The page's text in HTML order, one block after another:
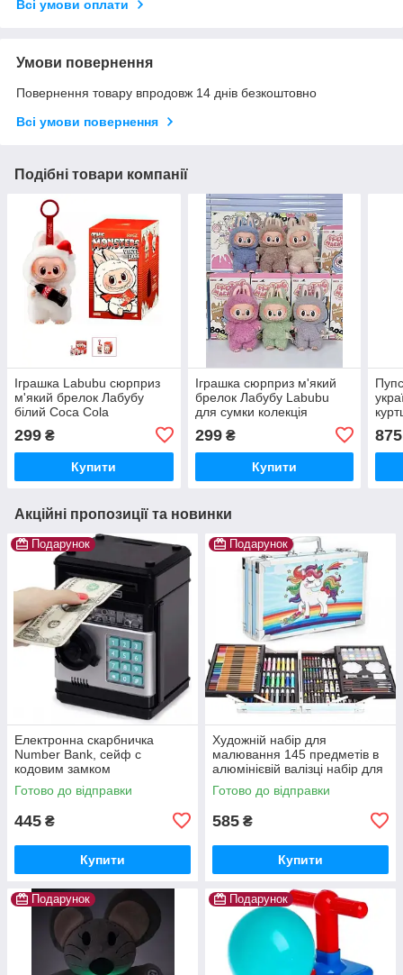
Всі умови оплати
Умови повернення
Повернення товару впродовж 14 днів безкоштовно
Всі умови повернення
Подібні товари компанії
Іграшка Labubu сюрприз
м'який брелок Лабубу
білий Coca Cola
299 ₴
Купити
Іграшка сюрприз м'який
брелок Лабубу Labubu
для сумки колекція
іграшки
299₴
Купити
875
Акційні пропозиції та новинки
Подарунок
Електронна скарбничка
Number Bank, сейф c
кодовим замком
Готово до відправки
445 ₴
Купити
Подарунок
Художній набір для
малювання 145 предметів в
алюмінієвій валізці набір для
творчості Єдиноріг
Готово до відправки
585 ₴
Купити
Подарунок Подарунок